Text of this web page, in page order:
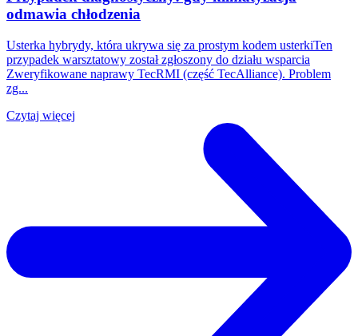
odmawia chłodzenia
Usterka hybrydy, która ukrywa się za prostym kodem usterkiTen
przypadek warsztatowy został zgłoszony do działu wsparcia
Zweryfikowane naprawy TecRMI (część TecAlliance). Problem
zg...
Czytaj więcej